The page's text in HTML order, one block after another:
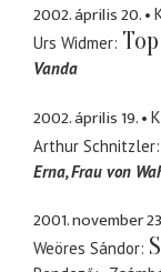
2002. április 20.
Urs Widmer
Vanda
2002. április 19.
Arthur Schnitzler
Erna Frau von
2001. november
Weöres Sándor